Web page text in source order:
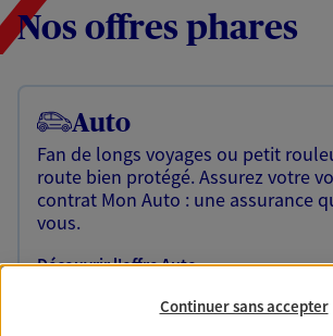
Nos offres phares
Auto
Fan de longs voyages ou petit
route bien protégé. Assurez votre
contrat Mon Auto : une assurance
vous.
Découvrir l'offre Auto
OBTENIR UN TARIF EN LIGNE
Continuer sans accepter